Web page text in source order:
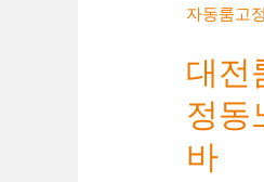
대전
정동
바
전
알
K
톡